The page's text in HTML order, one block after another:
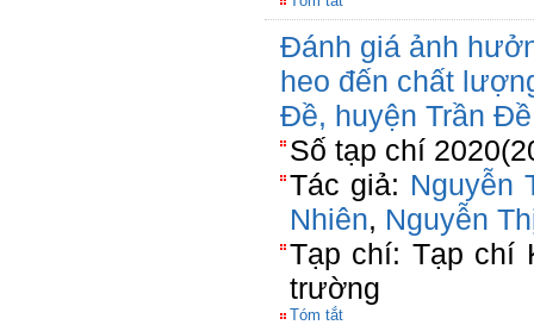
Đánh giá ảnh
heo đến chất
Đề, huyện Trần
Số tạp chí
Tác giả: Nguyễn
Nhiên, Nguyễn
Tạp chí: Tạp chí
trường
Tóm tắt